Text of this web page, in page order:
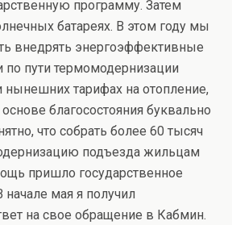
программу. Затем
батареях. В этом году мы
внедрять энергоэффективные
по пути термомодернизации
тарифах на отопление,
благосостояния буквально
что собрать более 60 тысяч
подъезда жильцам
пришло государственное
мая я получил
на свое обращение в Кабмин.